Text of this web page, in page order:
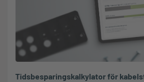
Tidsbesparingskalkylator för